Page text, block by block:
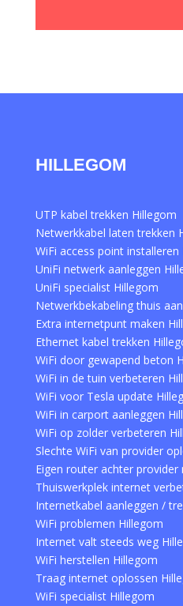
HILLEGOM
UTP kabel trekken Hillegom
Netwerkkabel laten trekken
WiFi access point installeren
UniFi netwerk aanleggen
UniFi specialist Hillegom
Netwerkbekabeling thuis
Extra internetpunt maken
Ethernet kabel trekken
WiFi door gewapend beton
WiFi in de tuin verbeteren
WiFi voor Tesla update
WiFi in carport aanleggen
WiFi op zolder verbeteren
Slechte WiFi van provider
Eigen router achter
Thuiswerkplek internet
Internetkabel aanleggen /
WiFi problemen Hillegom
Internet valt steeds weg
WiFi herstellen Hillegom
Traag internet oplossen
WiFi specialist Hillegom